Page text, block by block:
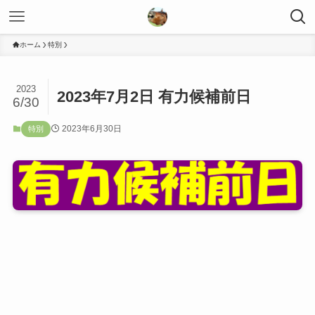
ホーム 特別
2023年7月2日 有力候補前日
2023
6/30
特別 2023年6月30日